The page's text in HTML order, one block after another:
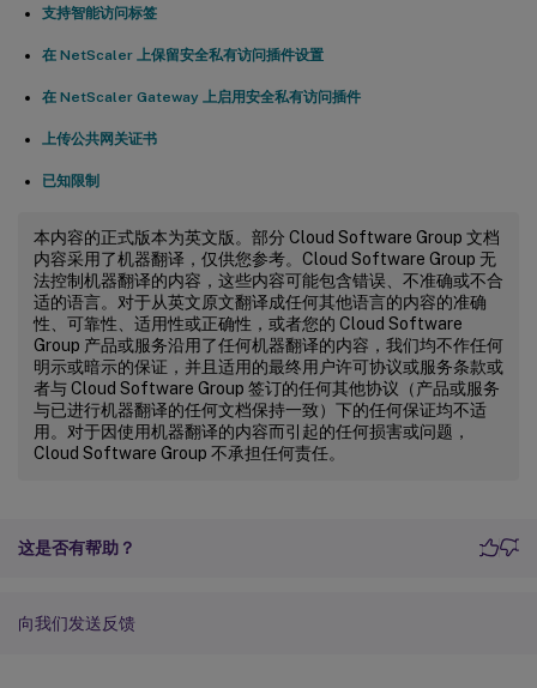
支持智能访问标签
在 NetScaler 上保留安全私有访问插件设置
在 NetScaler Gateway 上启用安全私有访问插件
上传公共网关证书
已知限制
本内容的正式版本为英文版。部分 Cloud Software Group 文档
内容采用了机器翻译，仅供您参考。Cloud Software Group 无
法控制机器翻译的内容，这些内容可能包含错误、不准确或不合
适的语言。对于从英文原文翻译成任何其他语言的内容的准确
性、可靠性、适用性或正确性，或者您的 Cloud Software
Group 产品或服务沿用了任何机器翻译的内容，我们均不作任何
明示或暗示的保证，并且适用的最终用户许可协议或服务条款或
者与 Cloud Software Group 签订的任何其他协议（产品或服务
与已进行机器翻译的任何文档保持一致）下的任何保证均不适
用。对于因使用机器翻译的内容而引起的任何损害或问题，
Cloud Software Group 不承担任何责任。
这是否有帮助？
向我们发送反馈